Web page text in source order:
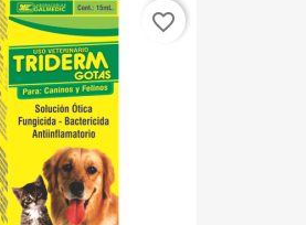
favorite_border